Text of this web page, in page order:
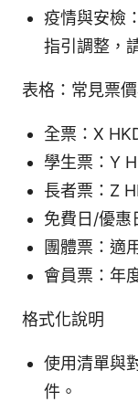
疫情與安檢
指引調整，
表格：常見票
全票：X
學生票：Y
長者票：Z
免費日/優惠
團體票：適
會員票：年
格式化說明
使用清單與
件。